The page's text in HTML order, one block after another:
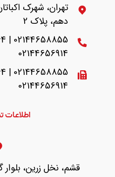
دهم، پلاک 2
02144656914
02144656914
قشم، نخل زرین، بلوار